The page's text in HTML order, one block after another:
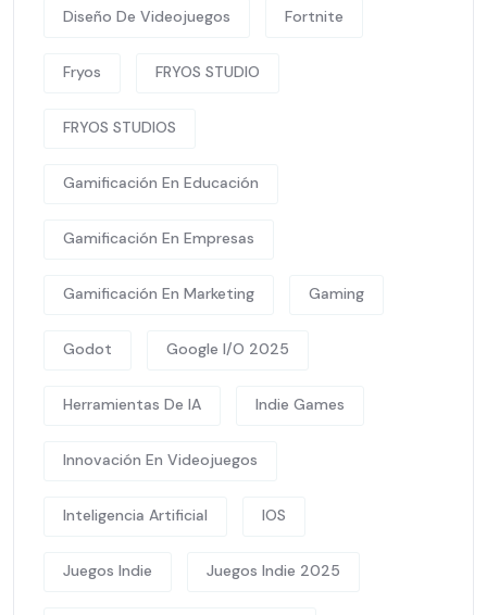
Diseño De Videojuegos Fortnite
Fryos FRYOS STUDIO
FRYOS STUDIOS
Gamificación En Educación
Gamificación En Empresas
Gamificación En Marketing Gaming
Godot Google I/O 2025
Herramientas De IA Indie Games
Innovación En Videojuegos
Inteligencia Artificial IOS
Juegos Indie Juegos Indie 2025